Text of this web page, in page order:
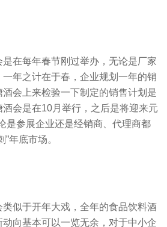
在每年春节刚过举办，无论是厂家
年之计在于春，企业规划一年的销
会上来检验一下制定的销售计划是
酒会是在10月举行，之后是将迎来元
是参展企业还是经销商、代理商都
年底市场。
似于开年大戏，全年的食品饮料酒
向基本可以一览无余，对于中小企